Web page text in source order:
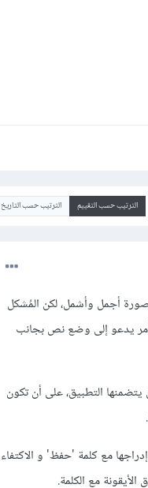
الترتيب حسب التقييم الترتيب حسب التاريخ
أجمل وأشمل، لكن المُشكل
أمر يدعو إلى وضع نص بجانب
التطبيق، على أن تكون
مع كلمة 'حفظ' و الاكتفاء
مع الكلمة.